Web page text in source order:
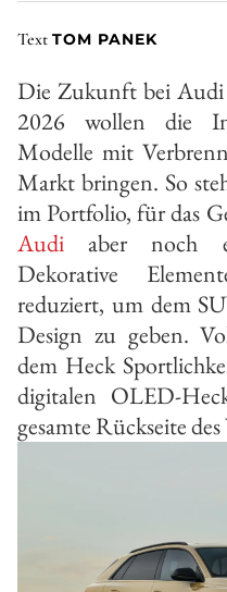
Text TOM PANEK
Die Zukunft bei Audi
2026 wollen die
Modelle mit
Markt bringen. So
im Portfolio, für das
Audi aber noch
Dekorative
reduziert, um dem
Design zu geben.
dem Heck
digitalen OLED-
gesamte Rückseite des